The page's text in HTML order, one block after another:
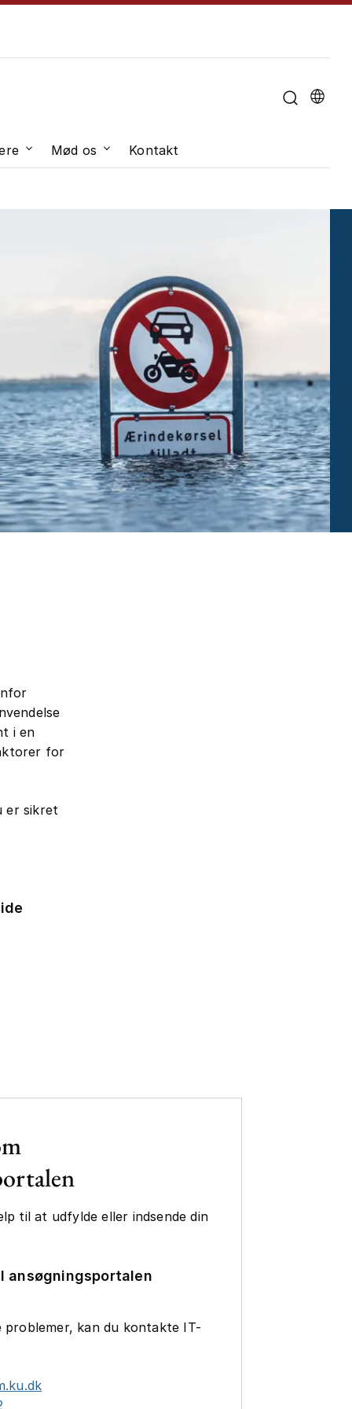
Undermenu til "Job og karriere"
Mød os Undermenu til "Mød os"
Kontakt
i en
for
er sikret
til at udfylde eller indsende din
ansøgningsportalen
problemer, kan du kontakte IT-